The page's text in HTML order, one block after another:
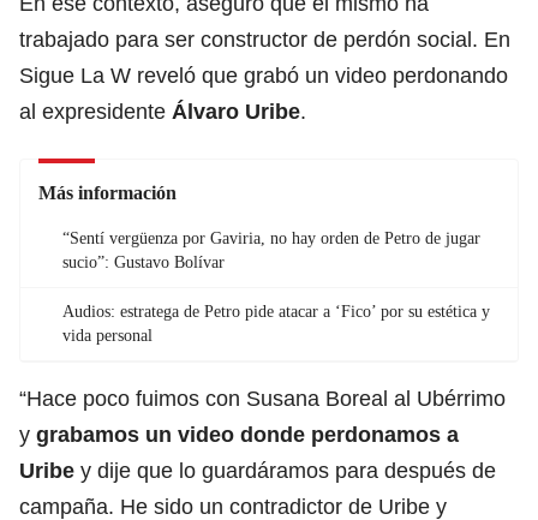
trabajado para ser constructor de perdón social. En
Sigue La W reveló que grabó un video perdonando
al expresidente Álvaro Uribe.
Más información
“Sentí vergüenza por Gaviria, no hay orden de Petro de jugar
sucio”: Gustavo Bolívar
Audios: estratega de Petro pide atacar a ‘Fico’ por su estética y
vida personal
“Hace poco fuimos con Susana Boreal al Ubérrimo
y grabamos un video donde perdonamos a
Uribe y dije que lo guardáramos para después de
campaña. He sido un contradictor de Uribe y